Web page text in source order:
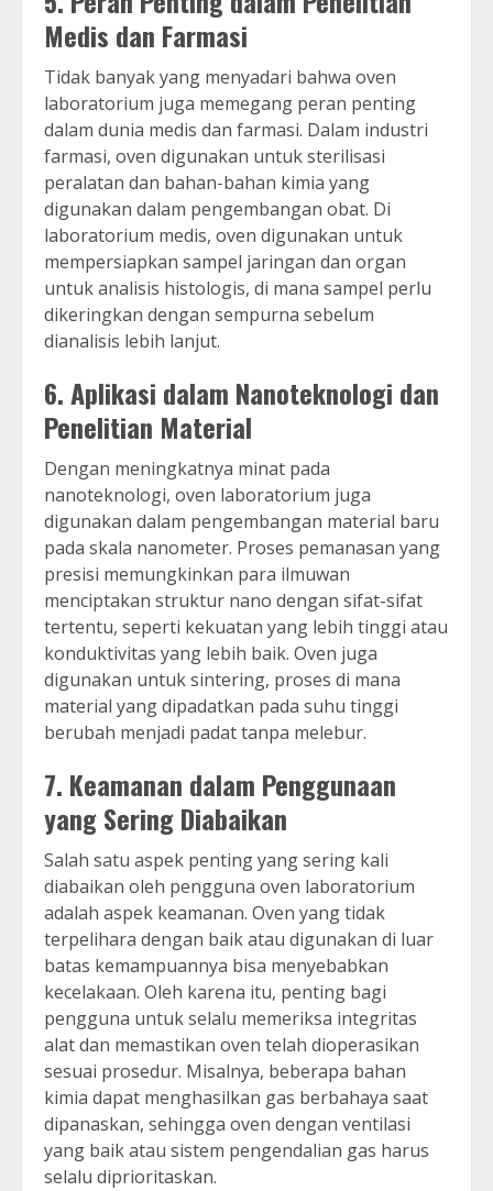
Medis dan Farmasi
Tidak banyak yang menyadari bahwa oven
laboratorium juga memegang peran penting
dalam dunia medis dan farmasi. Dalam industri
farmasi, oven digunakan untuk sterilisasi
peralatan dan bahan-bahan kimia yang
digunakan dalam pengembangan obat. Di
laboratorium medis, oven digunakan untuk
mempersiapkan sampel jaringan dan organ
untuk analisis histologis, di mana sampel perlu
dikeringkan dengan sempurna sebelum
dianalisis lebih lanjut.
6.Aplikasi dalam Nanoteknologi dan
Penelitian Material
Dengan meningkatnya minat pada
nanoteknologi, oven laboratorium juga
digunakan dalam pengembangan material baru
pada skala nanometer. Proses pemanasan yang
presisi memungkinkan para ilmuwan
menciptakan struktur nano dengan sifat-sifat
tertentu, seperti kekuatan yang lebih tinggi atau
konduktivitas yang lebih baik. Oven juga
digunakan untuk sintering, proses di mana
material yang dipadatkan pada suhu tinggi
berubah menjadi padat tanpa melebur.
7. Keamanan dalam Penggunaan
yang Sering Diabaikan
Salah satu aspek penting yang sering kali
diabaikan oleh pengguna oven laboratorium
adalah aspek keamanan. Oven yang tidak
terpelihara dengan baik atau digunakan di luar
batas kemampuannya bisa menyebabkan
kecelakaan. Oleh karena itu, penting bagi
pengguna untuk selalu memeriksa integritas
alat dan memastikan oven telah dioperasikan
sesuai prosedur. Misalnya, beberapa bahan
kimia dapat menghasilkan gas berbahaya saat
dipanaskan, sehingga oven dengan ventilasi
yang baik atau sistem pengendalian gas harus
selalu diprioritaskan.